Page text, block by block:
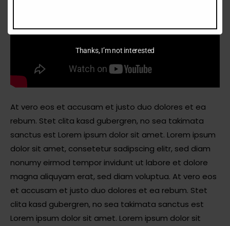
At vero eos et accusam et justo duo dolores et ea
rebum. Stet clita kasd gubergren, no sea takimata
sanctus est Lorem ipsum dolor sit amet. Lorem ipsum
dolor sit amet, consetetur sadipscing elitr, sed diam
nonumy eirmod tempor invidunt ut labore et dolore
magna aliquyam erat, sed diam voluptua. At vero eos
et accusam et justo duo dolores et ea rebum. Stet
clita kasd gubergren, no sea takimata sanctus est
Lorem ipsum dolor sit amet. Lorem ipsum dolor sit
Thanks, I’m not interested